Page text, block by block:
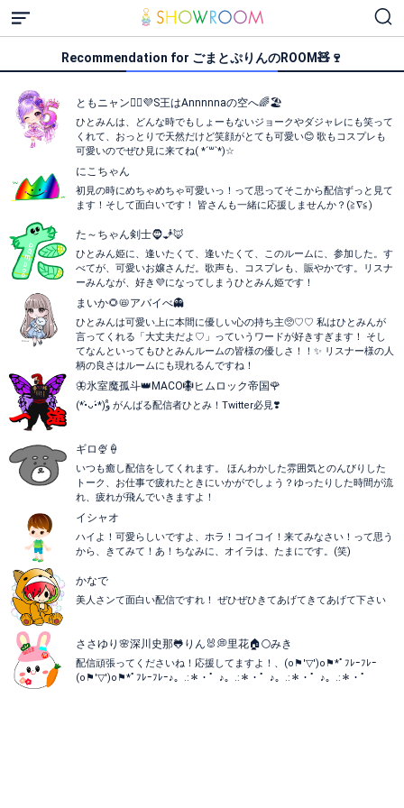
Recommendation for ごまとぷりんのROOM🧸🍷
ともニャン💁‍♀️💜S王はAnnnnnaの空へ🌈🏖
ひとみんは、どんな時でもしょーもないジョークやダジャレにも笑って
くれて、おっとりで天然だけど笑顔がとても可愛い😊 歌もコスプレも
可愛いのでぜひ見に来てね( *´꒳`*)☆
にこちゃん
初見の時にめちゃめちゃ可愛いっ！って思ってそこから配信ずっと見て
ます！そして面白いです！ 皆さんも一緒に応援しませんか？(≧∇≦)
た～ちゃん剣士🧔🧞🦊
ひとみん姫に、逢いたくて、逢いたくて、このルームに、参加した。す
べてが、可愛いお嬢さんだ。歌声も、コスプレも、賑やかです。リスナ
ーみんなが、好き💜になってしまうひとみん姫です！
まいか🌻📛アバイべ👻
ひとみんは可愛い上に本間に優しい心の持ち主🥺♡♡ 私はひとみんが
言ってくれる「大丈夫だよ♡」っていうワードが好きすぎます！ そし
てなんといってもひとみんルームの皆様の優しさ！！✨ リスナー様の人
柄の良さはルームにも現れるんですね！
🦋氷室魔孤斗👑MACO‪🪯ヒムロック帝国🌹
(*•̀ᴗ•́*)و ̑̑がんばる配信者ひとみ！Twitter必見❣️
ギロ🍨🍦
いつも癒し配信をしてくれます。 ほんわかした雰囲気とのんびりした
トーク、お仕事で疲れたときにいかがでしょう？ゆったりした時間が流
れ、疲れが飛んでいきますよ！
イシャオ
ハイよ！可愛らしいですよ、ホラ！コイコイ！来てみなさい！って思う
から、きてみて！あ！ちなみに、オイラは、たまにです。(笑)
かなで
美人さンて面白い配信ですれ！ ぜひぜひきてあげてきてあげて下さい
ささゆり🌸深川史那🐸りん🐰💭里花🏠🌕みき
配信頑張ってくださいね！応援してますよ！、(o⚑'▽')o⚑*ﾟﾌﾚｰﾌﾚｰ
(o⚑'▽')o⚑*ﾟﾌﾚｰﾌﾚｰ♪。.:＊・゜♪。.:＊・゜♪。.:＊・゜♪。.:＊・゜